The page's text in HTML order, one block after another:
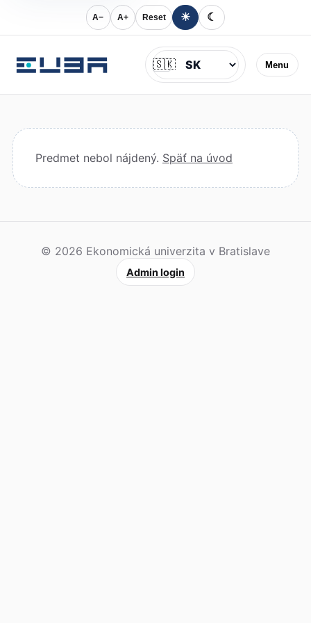
A− A+ Reset ☀ ☾
Menu
Jazyk
🇸🇰
Predmet nebol nájdený. Späť na úvod
© 2026 Ekonomická univerzita v Bratislave
Admin login